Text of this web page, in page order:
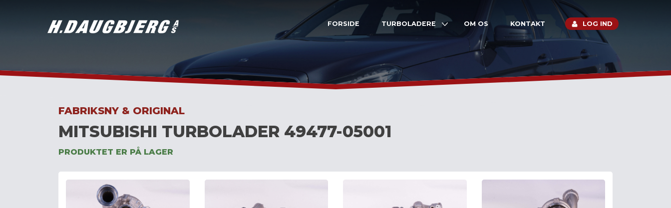
FORSIDE TURBOLADERE OM OS KONTAKT LOG IND
FABRIKSNY & ORIGINAL
MITSUBISHI TURBOLADER 49477-05001
PRODUKTET ER PÅ LAGER